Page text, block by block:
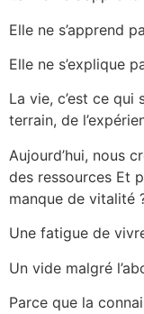
Elle ne s’apprend
Elle ne s’explique
La vie, c’est ce qui
terrain, de
Aujourd’hui, nous
des ressources Et
manque de vitalité
Une fatigue de
Un vide malgré
Parce que la